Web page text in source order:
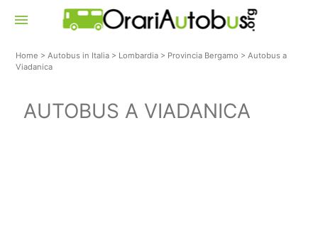
menu
Home >Autobus in Italia > Lombardia > Provincia Bergamo >Autobus a
Viadanica
AUTOBUS A VIADANICA